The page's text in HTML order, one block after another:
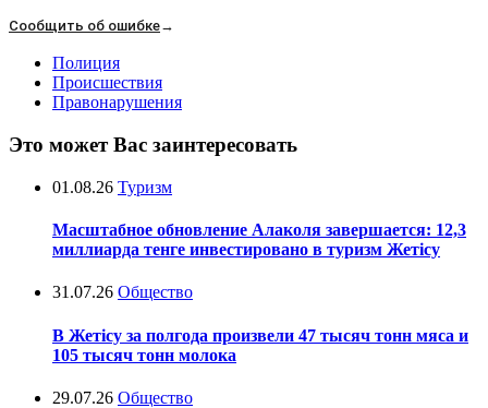
Сообщить об ошибке→
Полиция
Происшествия
Правонарушения
Это может Вас заинтересовать
01.08.26 Туризм
Масштабное обновление Алаколя завершается: 12,3
миллиарда тенге инвестировано в туризм Жетісу
31.07.26 Общество
В Жетісу за полгода произвели 47 тысяч тонн мяса и
105 тысяч тонн молока
29.07.26 Общество